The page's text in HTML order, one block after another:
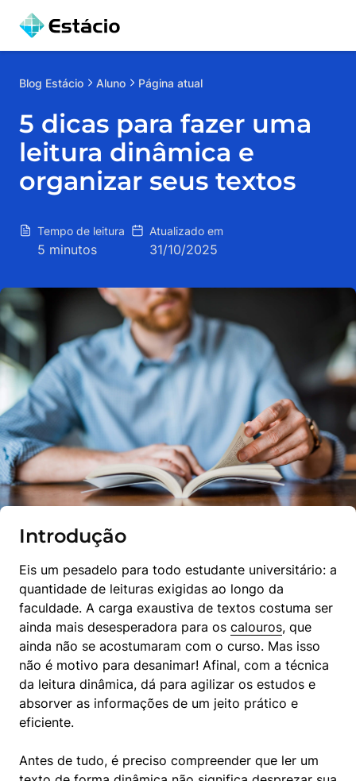
Blog Estácio Aluno Página atual
5 dicas para fazer uma
leitura dinâmica e
organizar seus textos
Tempo de leitura
5 minutos
Atualizado em
31/10/2025
Introdução
Eis um pesadelo para todo estudante universitário: a
quantidade de leituras exigidas ao longo da
faculdade. A carga exaustiva de textos costuma ser
ainda mais desesperadora para os calouros, que
ainda não se acostumaram com o curso. Mas isso
não é motivo para desanimar! Afinal, com a técnica
da leitura dinâmica, dá para agilizar os estudos e
absorver as informações de um jeito prático e
eficiente.
Antes de tudo, é preciso compreender que ler um